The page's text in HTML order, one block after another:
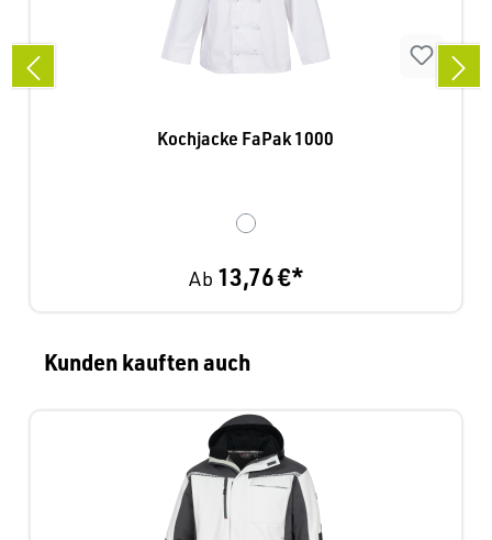
Kochjacke FaPak 1000
Ab 13,76 €*
Produktgalerie überspringen
Kunden kauften auch